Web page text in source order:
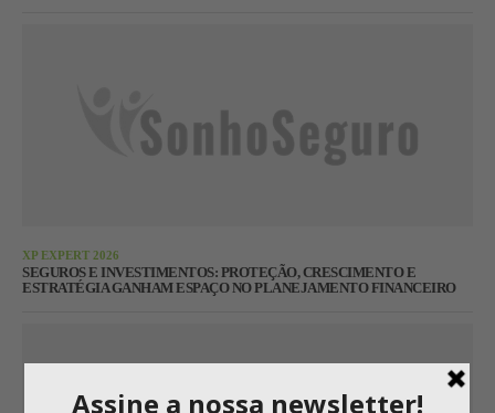
XP EXPERT 2026
SEGUROS E INVESTIMENTOS: PROTEÇÃO, CRESCIMENTO E
ESTRATÉGIA GANHAM ESPAÇO NO PLANEJAMENTO FINANCEIRO